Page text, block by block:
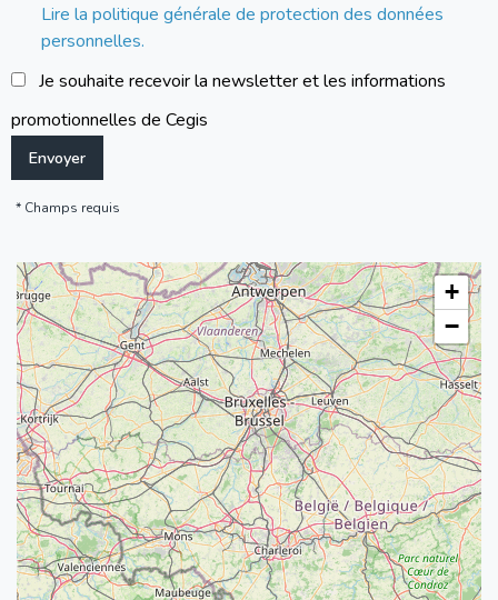
Champs requis
Lire la politique générale de protection des données
personnelles.
Je souhaite recevoir la newsletter et les informations
promotionnelles de Cegis
+
−